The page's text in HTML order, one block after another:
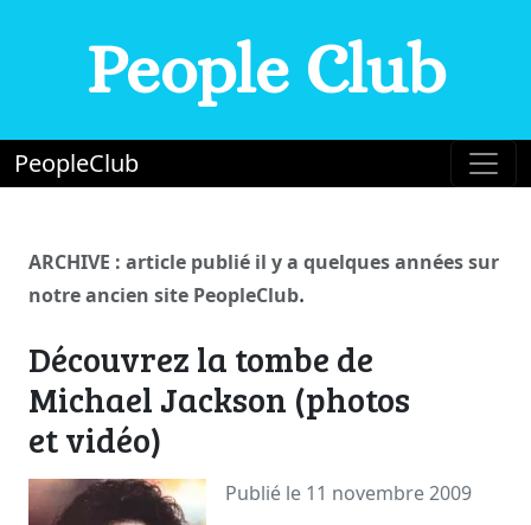
People Club
PeopleClub
ARCHIVE : article publié il y a quelques années sur
notre ancien site PeopleClub.
Découvrez la tombe de
Michael Jackson (photos
et vidéo)
Publié le 11 novembre 2009